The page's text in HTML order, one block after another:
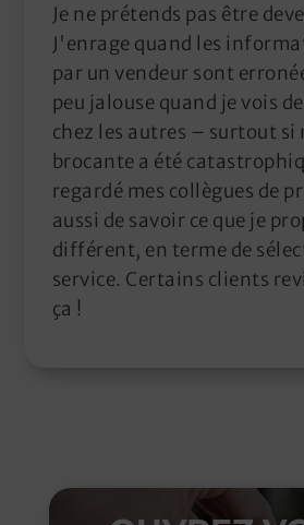
Je ne prétends pas être
J'enrage quand les
par un vendeur sont
peu jalouse quand je vois
chez les autres – surtout si
brocante a été
regardé mes collègues de
aussi de savoir ce que je
différent, en terme de
service. Certains clients
ça !